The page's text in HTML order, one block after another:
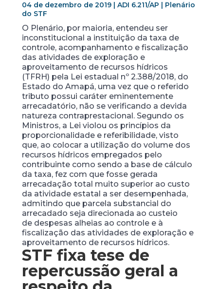
04 de dezembro de 2019 | ADI 6.211/AP | Plenário
do STF
O Plenário, por maioria, entendeu ser
inconstitucional a instituição da taxa de
controle, acompanhamento e fiscalização
das atividades de exploração e
aproveitamento de recursos hídricos
(TFRH) pela Lei estadual nº 2.388/2018, do
Estado do Amapá, uma vez que o referido
tributo possui caráter eminentemente
arrecadatório, não se verificando a devida
natureza contraprestacional. Segundo os
Ministros, a Lei violou os princípios da
proporcionalidade e referibilidade, visto
que, ao colocar a utilização do volume dos
recursos hídricos empregados pelo
contribuinte como sendo a base de cálculo
da taxa, fez com que fosse gerada
arrecadação total muito superior ao custo
da atividade estatal a ser desempenhada,
admitindo que parcela substancial do
arrecadado seja direcionada ao custeio
de despesas alheias ao controle e à
fiscalização das atividades de exploração e
aproveitamento de recursos hídricos.
STF fixa tese de
repercussão geral a